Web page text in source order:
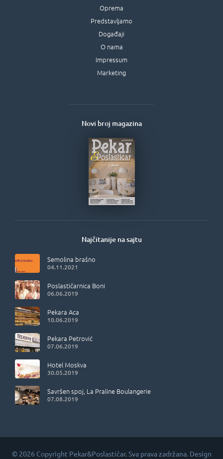
Oprema
Predstavljamo
Događaji
O nama
Impressum
Marketing
Najčitanije na sajtu
Semolina brašno
04.11.2021
Poslastičarnica Boni
06.06.2019
Pekara Aca
10.06.2019
Pekara Petrović
07.06.2019
Hotel Moskva
30.05.2019
Savršen spoj, La Praline Boulangerie
07.08.2019
Novi broj magazina
© 2026 Copyright Pekar&Poslastičar. Sva prava zadržana. Design